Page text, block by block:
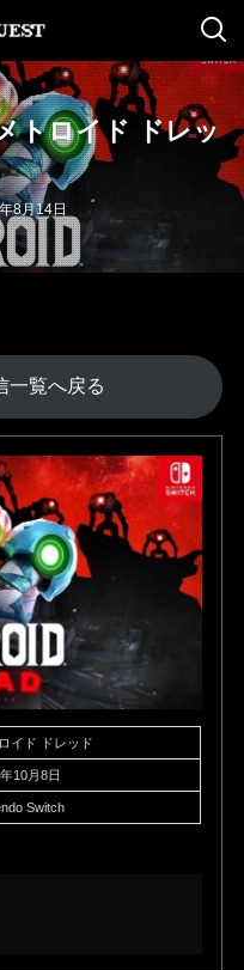
トロイド ドレッ
8月14日
一覧へ戻る
イド ドレッド
10月8日
Switch